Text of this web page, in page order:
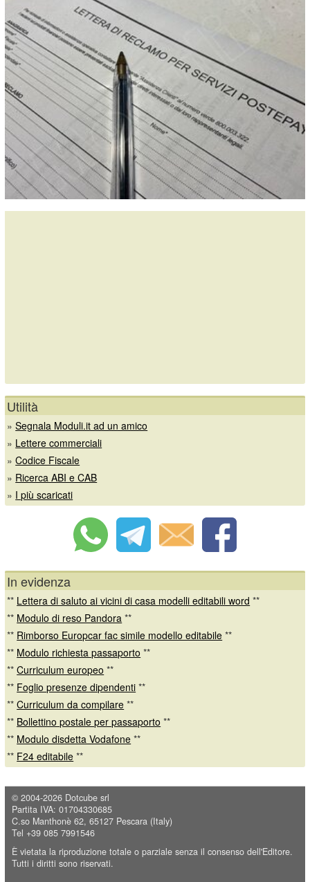
Utilità
»Segnala Moduli.it ad un amico
» Lettere commerciali
»Codice Fiscale
» Ricerca ABI e CAB
» I più scaricati
In evidenza
** Lettera di saluto ai vicini di casa modelli editabili word **
** Modulo di reso Pandora **
** Rimborso Europcar fac simile modello editabile **
** Modulo richiesta passaporto **
**Curriculum europeo **
** Foglio presenze dipendenti **
**Curriculum da compilare **
** Bollettino postale per passaporto **
** Modulo disdetta Vodafone **
** F24 editabile **
© 2004-2026 Dotcube srl
Partita IVA: 01704330685
C.so Manthonè 62, 65127 Pescara (Italy)
Tel +39 085 7991546
È vietata la riproduzione totale o parziale senza il consenso dell'Editore.
Tutti i diritti sono riservati.